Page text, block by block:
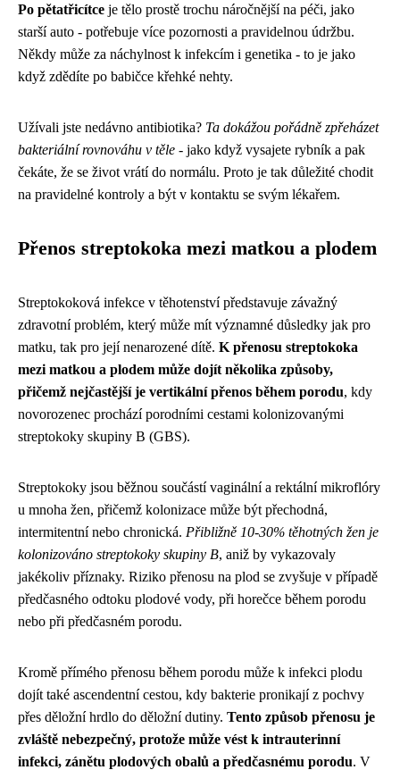
Po pětatřicítce je tělo prostě trochu náročnější na péči, jako
starší auto - potřebuje více pozornosti a pravidelnou údržbu.
Někdy může za náchylnost k infekcím i genetika - to je jako
když zdědíte po babičce křehké nehty.
Užívali jste nedávno antibiotika? Ta dokážou pořádně zpřeházet
bakteriální rovnováhu v těle - jako když vysajete rybník a pak
čekáte, že se život vrátí do normálu. Proto je tak důležité chodit
na pravidelné kontroly a být v kontaktu se svým lékařem.
Přenos streptokoka mezi matkou a plodem
Streptokoková infekce v těhotenství představuje závažný
zdravotní problém, který může mít významné důsledky jak pro
matku, tak pro její nenarozené dítě. K přenosu streptokoka
mezi matkou a plodem může dojít několika způsoby,
přičemž nejčastější je vertikální přenos během porodu, kdy
novorozenec prochází porodními cestami kolonizovanými
streptokoky skupiny B (GBS).
Streptokoky jsou běžnou součástí vaginální a rektální mikroflóry
u mnoha žen, přičemž kolonizace může být přechodná,
intermitentní nebo chronická. Přibližně 10-30% těhotných žen je
kolonizováno streptokoky skupiny B, aniž by vykazovaly
jakékoliv příznaky. Riziko přenosu na plod se zvyšuje v případě
předčasného odtoku plodové vody, při horečce během porodu
nebo při předčasném porodu.
Kromě přímého přenosu během porodu může k infekci plodu
dojít také ascendentní cestou, kdy bakterie pronikají z pochvy
přes děložní hrdlo do děložní dutiny. Tento způsob přenosu je
zvláště nebezpečný, protože může vést k intrauterinní
infekci, zánětu plodových obalů a předčasnému porodu. V